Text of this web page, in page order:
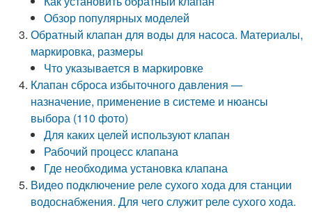
Обзор популярных моделей
Обратный клапан для воды для насоса. Материалы,
маркировка, размеры
Что указывается в маркировке
Клапан сброса избыточного давления —
назначение, применение в системе и нюансы
выбора (110 фото)
Для каких целей используют клапан
Рабочий процесс клапана
Где необходима установка клапана
Видео подключение реле сухого хода для станции
водоснабжения. Для чего служит реле сухого хода.